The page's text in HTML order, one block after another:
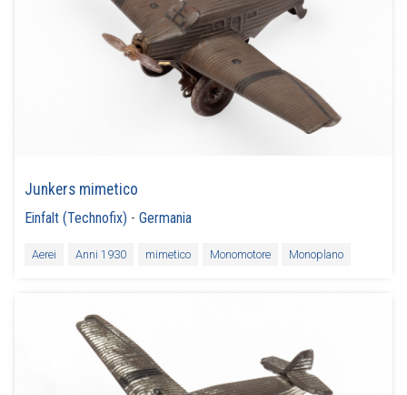
Junkers mimetico
Einfalt (Technofix) -Germania
Aerei Anni 1930 mimetico Monomotore Monoplano